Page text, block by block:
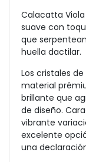
Calacatta
suave con
que
huella dactilar.
Los cristales
material
brillante que
de diseño.
vibrante
excelente
una